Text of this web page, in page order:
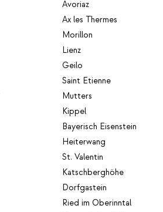
Avoriaz
Ax les Thermes
Morillon
Lienz
Geilo
Saint Etienne
Mutters
Kippel
Bayerisch Eisenstein
Heiterwang
St. Valentin
Katschberghöhe
Dorfgastein
Ried im Oberinntal